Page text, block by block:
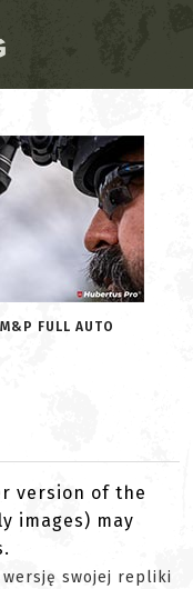
FULL AUTO
version of the
images) may
wersję swojej repliki